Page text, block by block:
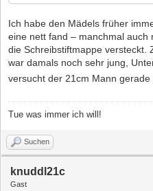
Ich habe den Mädels früher
eine nett fand – manchmal
die Schreibstiftmappe versteckt.
war damals noch sehr jung,
versucht der 21cm Mann
Tue was immer ich will!
Suchen
knuddl21c
Gast